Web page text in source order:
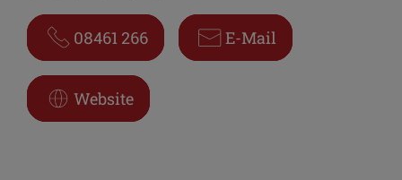
08461 266 E-Mail
Website